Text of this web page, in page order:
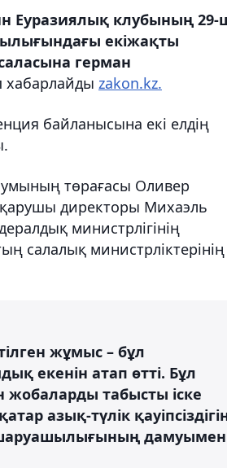
Еуразиялық клубының
екіжақты
герман
хабарлайды zakon.kz.
байланысына екі елдің
төрағасы Оливер
директоры Михаэль
министрлігінің
салалық министрліктерінің
жұмыс – бұл
екенін атап өтті. Бұл
жобаларды табысты іске
азық-түлік
шаруашылығының дамуымен